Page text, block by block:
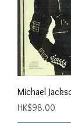
Michael
Price
HK$98.00